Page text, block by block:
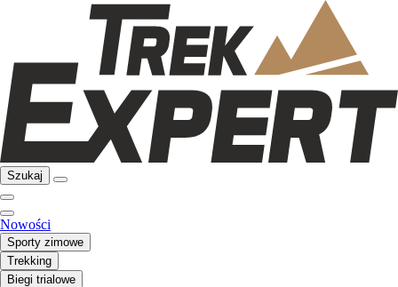
Szukaj
Nowości
Sporty zimowe
Trekking
Biegi trialowe